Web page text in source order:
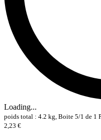
Loading...
poids total : 4.2 kg, Boite 5/1 de 1
2,23 €